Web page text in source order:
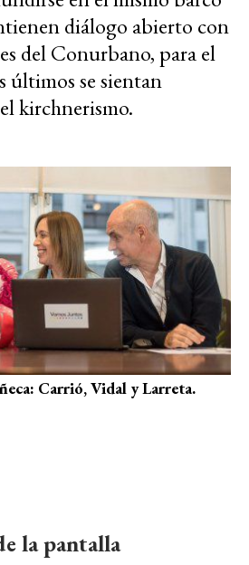
diálogo abierto con
del Conurbano, para el
últimos se sientan
kirchnerismo.
Carrió, Vidal y Larreta.
la pantalla